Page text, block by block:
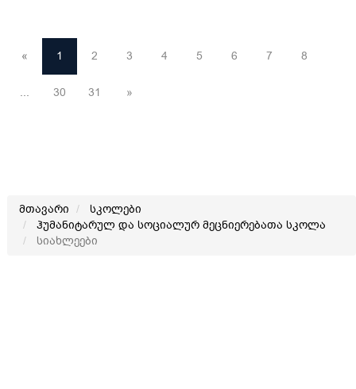
« 1 2 3 4 5 6 7 8
... 30 31 »
მთავარი
სკოლები
ჰუმანიტარულ და სოციალურ მეცნიერებათა სკოლა
სიახლეები